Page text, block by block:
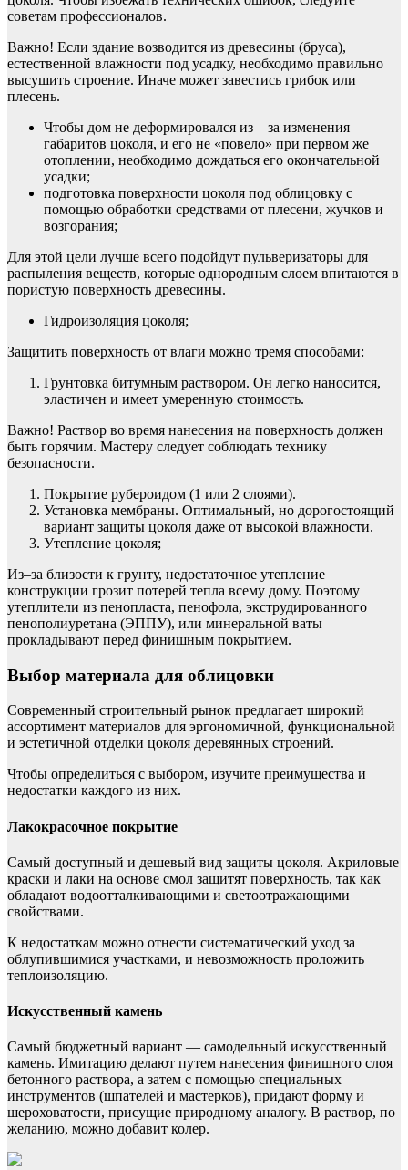
советам профессионалов.
Важно! Если здание возводится из древесины (бруса),
естественной влажности под усадку, необходимо правильно
высушить строение. Иначе может завестись грибок или
плесень.
Чтобы дом не деформировался из – за изменения
габаритов цоколя, и его не «повело» при первом же
отоплении, необходимо дождаться его окончательной
усадки;
подготовка поверхности цоколя под облицовку с
помощью обработки средствами от плесени, жучков и
возгорания;
Для этой цели лучше всего подойдут пульверизаторы для
распыления веществ, которые однородным слоем впитаются в
пористую поверхность древесины.
Гидроизоляция цоколя;
Защитить поверхность от влаги можно тремя способами:
Грунтовка битумным раствором. Он легко наносится,
эластичен и имеет умеренную стоимость.
Важно! Раствор во время нанесения на поверхность должен
быть горячим. Мастеру следует соблюдать технику
безопасности.
Покрытие рубероидом (1 или 2 слоями).
Установка мембраны. Оптимальный, но дорогостоящий
вариант защиты цоколя даже от высокой влажности.
Утепление цоколя;
Из–за близости к грунту, недостаточное утепление
конструкции грозит потерей тепла всему дому. Поэтому
утеплители из пенопласта, пенофола, экструдированного
пенополиуретана (ЭППУ), или минеральной ваты
прокладывают перед финишным покрытием.
Выбор материала для облицовки
Современный строительный рынок предлагает широкий
ассортимент материалов для эргономичной, функциональной
и эстетичной отделки цоколя деревянных строений.
Чтобы определиться с выбором, изучите преимущества и
недостатки каждого из них.
Лакокрасочное покрытие
Самый доступный и дешевый вид защиты цоколя. Акриловые
краски и лаки на основе смол защитят поверхность, так как
обладают водоотталкивающими и светоотражающими
свойствами.
К недостаткам можно отнести систематический уход за
облупившимися участками, и невозможность проложить
теплоизоляцию.
Искусственный камень
Самый бюджетный вариант — самодельный искусственный
камень. Имитацию делают путем нанесения финишного слоя
бетонного раствора, а затем с помощью специальных
инструментов (шпателей и мастерков), придают форму и
шероховатости, присущие природному аналогу. В раствор, по
желанию, можно добавит колер.